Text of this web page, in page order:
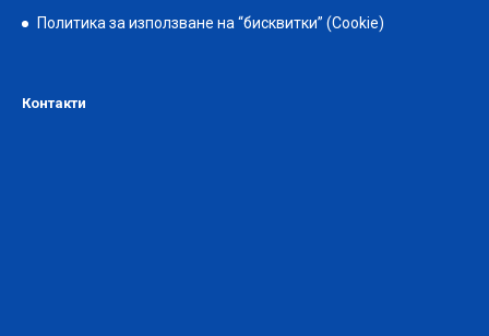
Политика за използване на “бисквитки” (Cookie)
Контакти